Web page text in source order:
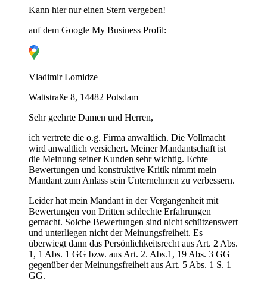
Kann hier nur einen Stern vergeben!
auf dem Google My Business Profil:
Vladimir Lomidze
Wattstraße 8, 14482 Potsdam
Sehr geehrte Damen und Herren,
ich vertrete die o.g. Firma anwaltlich. Die Vollmacht
wird anwaltlich versichert. Meiner Mandantschaft ist
die Meinung seiner Kunden sehr wichtig. Echte
Bewertungen und konstruktive Kritik nimmt mein
Mandant zum Anlass sein Unternehmen zu verbessern.
Leider hat mein Mandant in der Vergangenheit mit
Bewertungen von Dritten schlechte Erfahrungen
gemacht. Solche Bewertungen sind nicht schützenswert
und unterliegen nicht der Meinungsfreiheit. Es
überwiegt dann das Persönlichkeitsrecht aus Art. 2 Abs.
1, 1 Abs. 1 GG bzw. aus Art. 2. Abs.1, 19 Abs. 3 GG
gegenüber der Meinungsfreiheit aus Art. 5 Abs. 1 S. 1
GG.